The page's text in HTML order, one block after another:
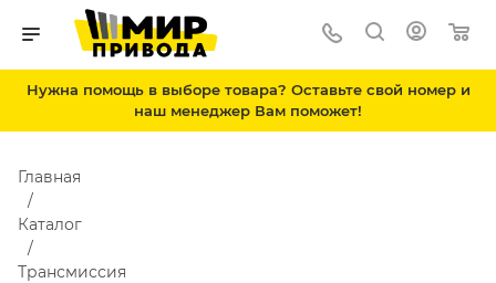
Нужна помощь в выборе товара? Оставьте свой номер и
наш менеджер Вам поможет!
Главная
Каталог
Трансмиссия